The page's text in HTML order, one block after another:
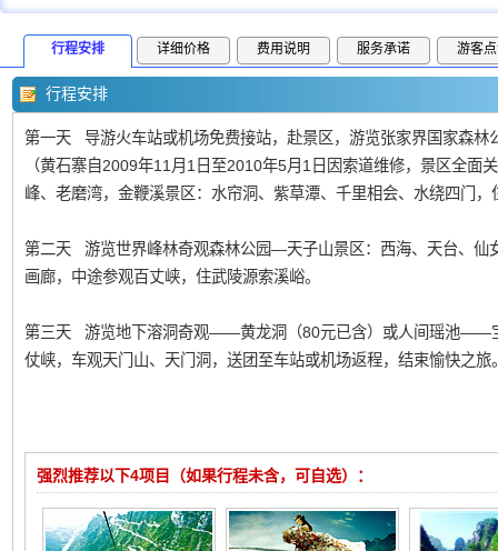
行程安排 详细价格 费用说明 服务承诺 游客
行程安排
第一天 导游火车站或机场免费接站，赴景区，游览张家界国家森林
（黄石寨自2009年11月1日至2010年5月1日因索道维修，景区全面
峰、老磨湾，金鞭溪景区：水帘洞、紫草潭、千里相会、水绕四门，
第二天 游览世界峰林奇观森林公园—天子山景区：西海、天台、仙
画廊，中途参观百丈峡，住武陵源索溪峪。
第三天 游览地下溶洞奇观——黄龙洞（80元已含）或人间瑶池——
仗峡，车观天门山、天门洞，送团至车站或机场返程，结束愉快之旅
强烈推荐以下4项目（如果行程未含，可自选）：